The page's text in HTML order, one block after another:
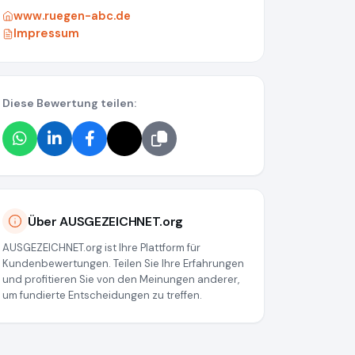
www.ruegen-abc.de
Impressum
Diese Bewertung teilen:
Über AUSGEZEICHNET.org
AUSGEZEICHNET.org ist Ihre Plattform für
Kundenbewertungen. Teilen Sie Ihre Erfahrungen
und profitieren Sie von den Meinungen anderer,
um fundierte Entscheidungen zu treffen.